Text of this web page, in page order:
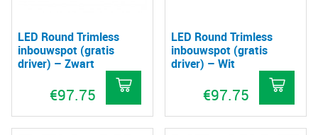
LED Round Trimless
inbouwspot (gratis
driver) – Zwart
€97.75
LED Round Trimless
inbouwspot (gratis
driver) – Wit
€97.75